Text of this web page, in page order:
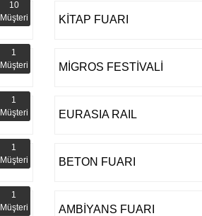
10
Müşteri
KİTAP FUARI
1
Müşteri
MİGROS FESTİVALİ
1
Müşteri
EURASIA RAIL
1
Müşteri
BETON FUARI
1
Müşteri
AMBİYANS FUARI